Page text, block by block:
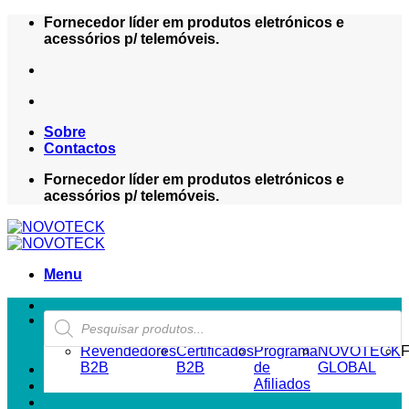
Skip
Fornecedor líder em produtos eletrónicos e
acessórios p/ telemóveis.
Sobre
Contactos
Fornecedor líder em produtos eletrónicos e
acessórios p/ telemóveis.
Menu
Products
search
ZONA REVENDEDOR-B2B
Revendedores
B2B
Certificados
B2B
Programa
de
Afiliados
NOVOTECK
GLOBAL